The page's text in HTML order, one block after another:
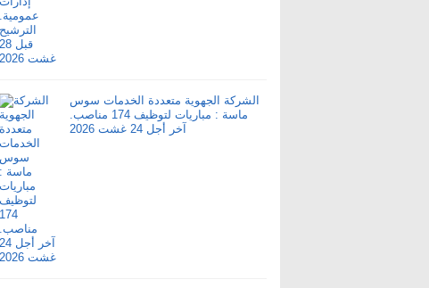
الشركة الجهوية متعددة الخدمات سوس
ماسة : مباريات لتوظيف 174 مناصب.
آخر أجل 24 غشت 2026